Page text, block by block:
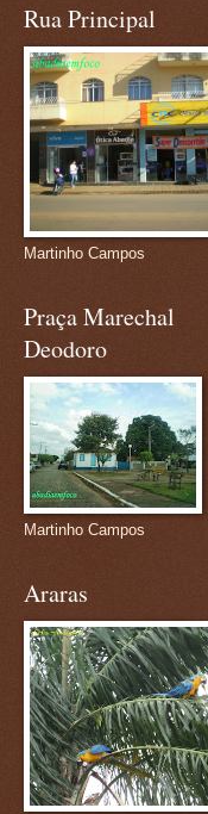
Rua Principal
Martinho Campos
Praça Marechal
Deodoro
Martinho Campos
Araras